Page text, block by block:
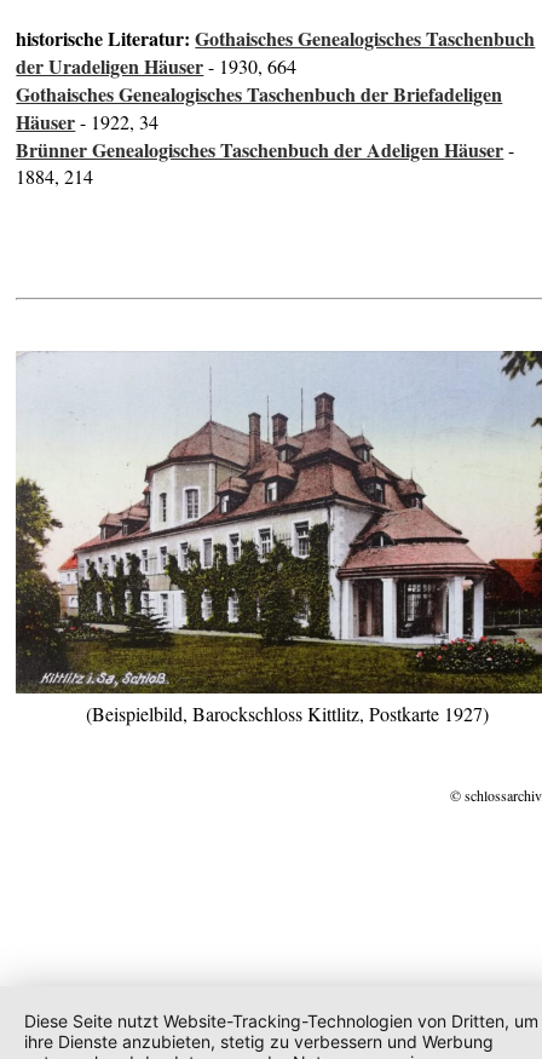
historische Literatur:Gothaisches Genealogisches Taschenbuch
der Uradeligen Häuser- 1930, 664
Gothaisches Genealogisches Taschenbuch der Briefadeligen
Häuser- 1922, 34
Brünner Genealogisches Taschenbuch der Adeligen Häuser-
1884, 214
(Beispielbild, Barockschloss Kittlitz, Postkarte 1927)
©
Diese Seite nutzt Website-Tracking-Technologien von Dritten, um
ihre Dienste anzubieten, stetig zu verbessern und Werbung